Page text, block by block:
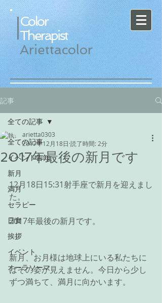
Color
Therapist
Ariettacolor
記事
全ての記事
イベント告知
新月
満月
セラピー
日食
挨拶
イベント
オーラソーマ
全ての記事
2017年最後の新月です
arietta0303
2017年12月18日 読了時間: 2分
12月18日15:31射手座で新月を迎えまし
た。
2017年最後の新月です。
新月、お月様は地球上にいる私たちに
はその姿が見えません。今日から少し
ずつ満ちて、満月に向かいます。